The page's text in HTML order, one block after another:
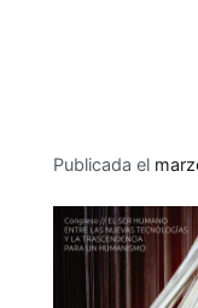
Publicada el